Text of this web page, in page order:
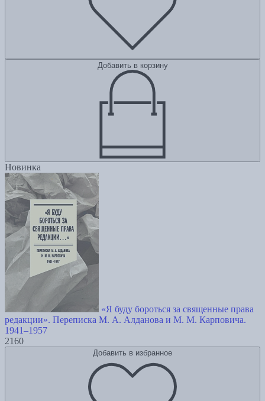
Добавить в корзину
Новинка
«Я буду бороться за священные права
редакции». Переписка М. А. Алданова и М. М. Карповича.
1941–1957
2160
Добавить в избранное